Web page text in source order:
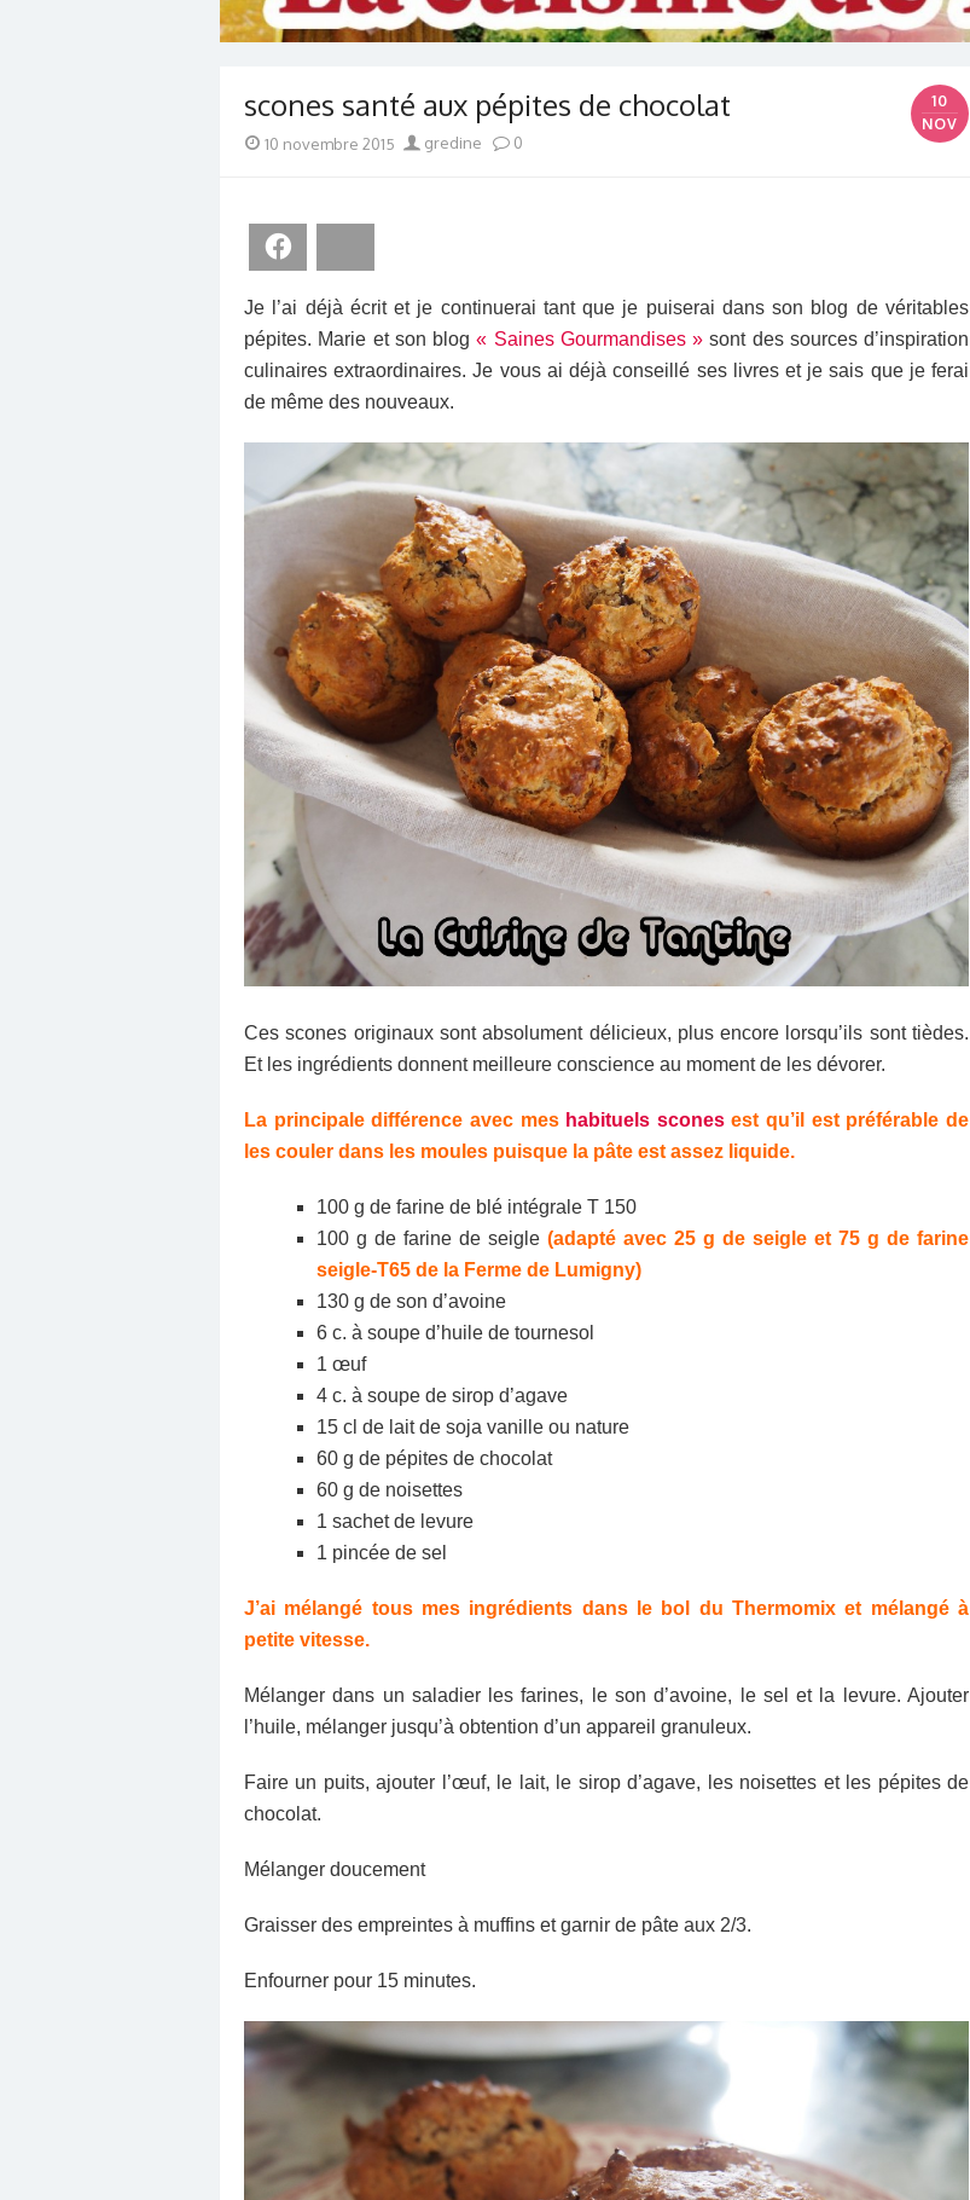
scones santé aux pépites de chocolat
10
NOV
Posted
10 novembre 2015 Author
gredine 0
Je l’ai déjà écrit et je continuerai tant que je puiserai dans son blog de véritables
pépites. Marie et son blog« Saines Gourmandises » sont des sources d’inspiration
culinaires extraordinaires. Je vous ai déjà conseillé ses livres et je sais que je ferai
de même des nouveaux.
Ces scones originaux sont absolument délicieux, plus encore lorsqu’ils sont tièdes.
Et les ingrédients donnent meilleure conscience au moment de les dévorer.
La principale différence avec mes habituels sconesest qu’il est préférable de
les couler dans les moules puisque la pâte est assez liquide.
100 g de farine de blé intégrale T 150
100 g de farine de seigle (adapté avec 25 g de seigle et 75 g de farine
seigle-T65 de la Ferme de Lumigny)
130 g de son d’avoine
6 c. à soupe d’huile de tournesol
1 œuf
4 c. à soupe de sirop d’agave
15 cl de lait de soja vanille ou nature
60 g de pépites de chocolat
60 g de noisettes
1 sachet de levure
1 pincée de sel
J’ai mélangé tous mes ingrédients dans le bol du Thermomix et mélangé à
petite vitesse.
Mélanger dans un saladier les farines, le son d’avoine, le sel et la levure. Ajouter
l’huile, mélanger jusqu’à obtention d’un appareil granuleux.
Faire un puits, ajouter l’œuf, le lait, le sirop d’agave, les noisettes et les pépites de
chocolat.
Mélanger doucement
Graisser des empreintes à muffins et garnir de pâte aux 2/3.
Enfourner pour 15 minutes.